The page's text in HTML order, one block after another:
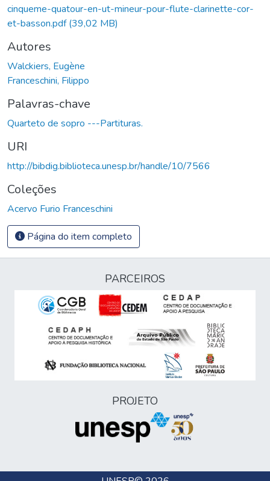
cinqueme-quatour-en-ut-mineur-pour-flute-clarinette-cor-
et-basson.pdf(39,02 MB)
Autores
Walckiers, Eugène
Franceschini, Filippo
Palavras-chave
Quarteto de sopro ---Partituras.
URI
http://bibdig.biblioteca.unesp.br/handle/10/7566
Coleções
Acervo Furio Franceschini
Página do item completo
PARCEIROS
PROJETO